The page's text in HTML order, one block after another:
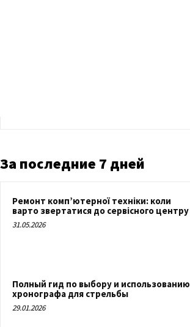
За последние 7 дней
Ремонт комп’ютерної техніки: коли
варто звертатися до сервісного центру
31.05.2026
Полный гид по выбору и использованию
хронографа для стрельбы
29.01.2026